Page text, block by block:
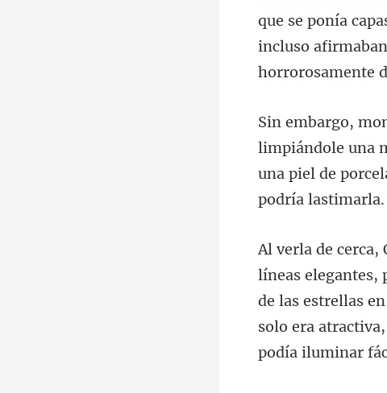
incluso
dole una
una piel de
de las estrellas